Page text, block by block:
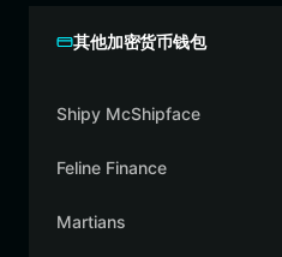
其他加密货币钱包
Shipy McShipface
Feline Finance
Martians